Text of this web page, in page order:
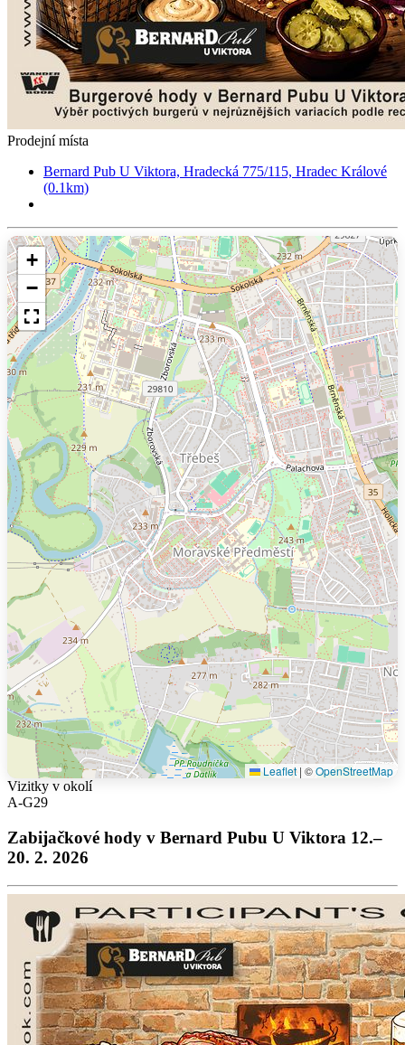
Prodejní místa
Bernard Pub U Viktora, Hradecká 775/115, Hradec Králové
(0.1km)
+
−
Leaflet | ©OpenStreetMap
Vizitky v okolí
A-G29
Zabijačkové hody v Bernard Pubu U Viktora 12.–
20. 2. 2026